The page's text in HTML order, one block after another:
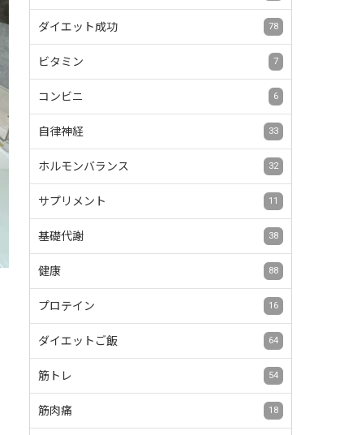
ダイエット成功 78
ビタミン 7
コンビニ 6
自律神経 33
ホルモンバランス 32
サプリメント 11
基礎代謝 38
健康 88
プロテイン 16
ダイエットご飯 64
筋トレ 54
筋肉痛 18